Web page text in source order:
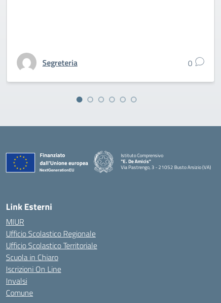
Segreteria 0
Istituto Comprensivo
"E. De Amicis"
Via Pastrengo, 3 - 21052 Busto Arsizio (VA)
Link Esterni
MIUR
Ufficio Scolastico Regionale
Ufficio Scolastico Territoriale
Scuola in Chiaro
Iscrizioni On Line
Invalsi
Comune